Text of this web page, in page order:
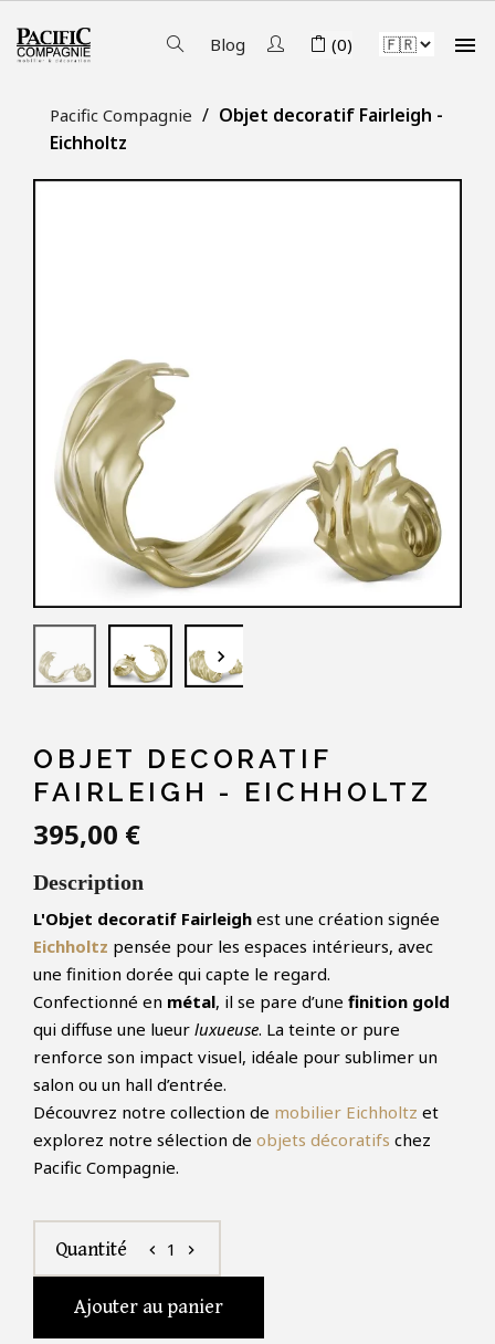
Blog (0) 
Pacific Compagnie
Objet decoratif Fairleigh -
Eichholtz
keyboard_arrow_down
OBJET DECORATIF
FAIRLEIGH - EICHHOLTZ
395,00 €
Description
L'Objet decoratif Fairleigh est une création signée
Eichholtz pensée pour les espaces intérieurs, avec
une finition dorée qui capte le regard.
Confectionné en métal, il se pare d’une finition gold
qui diffuse une lueur luxueuse. La teinte or pure
renforce son impact visuel, idéale pour sublimer un
salon ou un hall d’entrée.
Découvrez notre collection de mobilier Eichholtz et
explorez notre sélection de objets décoratifs chez
Pacific Compagnie.
Quantité chevron_left 1 chevron_right
Ajouter au panier